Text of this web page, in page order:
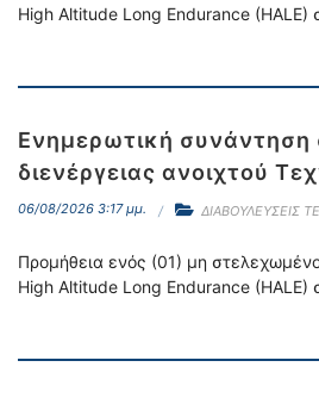
High Altitude Long Endurance (HALE)
Ενημερωτική συνάντηση
διενέργειας ανοιχτού
06/08/2026 3:17 μμ. ΔΙΑΒΟΥΛΕΥΣΕΙΣ
Προμήθεια ενός (01) μη
High Altitude Long Endurance (HALE)